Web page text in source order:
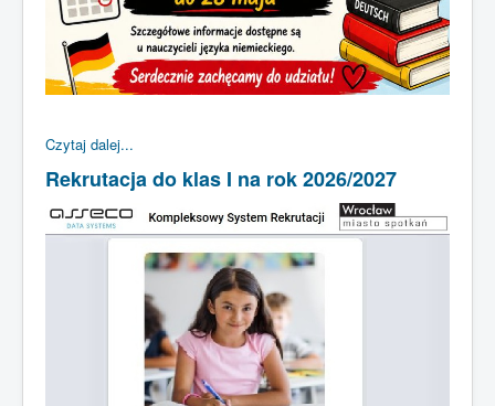
Czytaj dalej...
Rekrutacja do klas I na rok 2026/2027